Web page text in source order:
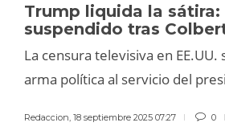
Trump liquida la
suspendido tras
La censura televisiva en
arma política al servicio del
Redaccion, 18 septiembre 2025 07:27 0